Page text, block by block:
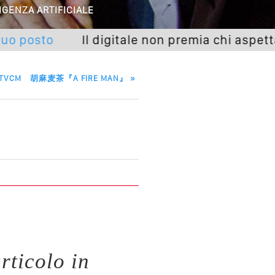
Davvero
Vecchia SEO
Predittivi
L’AI E I Contenuti…
Rumore…
Braccia Incrociate
Del Wedding
ARTIFICIALE
Il digitale non premia chi aspetta,
胡麻麦茶『A FIRE MAN』 »
in